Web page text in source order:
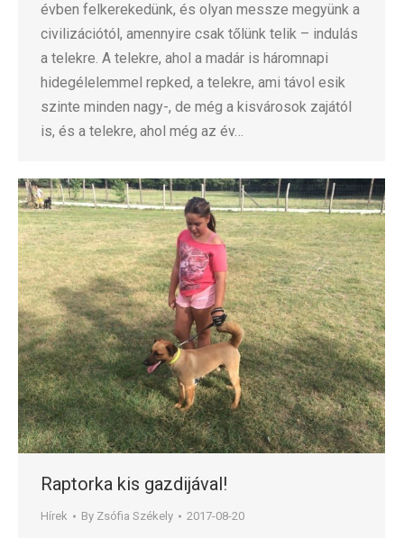
évben felkerekedünk, és olyan messze megyünk a
civilizációtól, amennyire csak tőlünk telik – indulás
a telekre. A telekre, ahol a madár is háromnapi
hidegélelemmel repked, a telekre, ami távol esik
szinte minden nagy-, de még a kisvárosok zajától
is, és a telekre, ahol még az év…
Raptorka kis gazdijával!
Hírek By Zsófia Székely 2017-08-20